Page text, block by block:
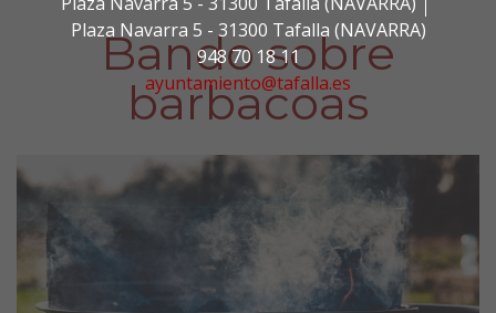
Plaza Navarra 5 - 31300 Tafalla (NAVARRA)
948 70 18 11
ayuntamiento@tafalla.es
Bando sobre
barbacoas